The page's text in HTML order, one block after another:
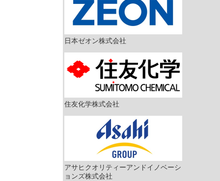
日本ゼオン株式会社
住友化学株式会社
アサヒクオリティーアンドイノベーシ
ョンズ株式会社